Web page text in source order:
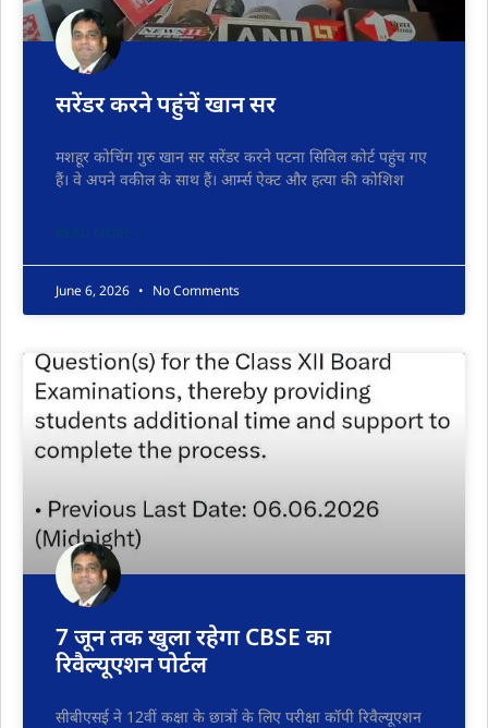
सरेंडर करने पहुंचें खान सर
मशहूर कोचिंग गुरु खान सर सरेंडर करने पटना सिविल कोर्ट पहुंच गए
हैं। वे अपने वकील के साथ हैं। आर्म्स ऐक्ट और हत्या की कोशिश
READ MORE »
June 6, 2026 No Comments
7 जून तक खुला रहेगा CBSE का
रिवैल्यूएशन पोर्टल
सीबीएसई ने 12वीं कक्षा के छात्रों के लिए परीक्षा कॉपी रिवैल्यूएशन